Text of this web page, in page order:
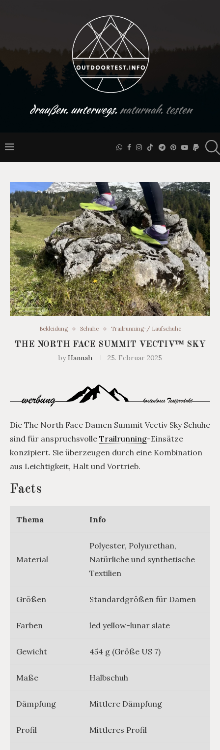
draußen. unterwegs.naturnah. testen
Bekleidung Schuhe Trailrunning-/ Laufschuhe
THE NORTH FACE SUMMIT VECTIV™ SKY
byHannah 25. Februar 2025
Die The North Face Damen Summit Vectiv Sky Schuhe
sind für anspruchsvolle Trailrunning-Einsätze
konzipiert. Sie überzeugen durch eine Kombination
aus Leichtigkeit, Halt und Vortrieb.
Facts
Thema Info
Material
Polyester, Polyurethan,
Natürliche und synthetische
Textilien
Größen Standardgrößen für Damen
Farben led yellow-lunar slate
Gewicht 454 g (Größe US 7)
Maße Halbschuh
Dämpfung Mittlere Dämpfung
Profil Mittleres Profil